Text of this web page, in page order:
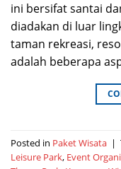
ini bersifat santai
diadakan di luar
taman rekreasi,
adalah beberapa
Posted in Paket Wisata |
Leisure Park, Event